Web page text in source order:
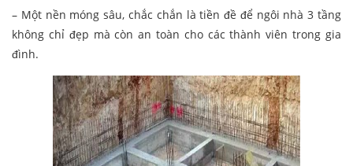
– Một nền móng sâu, chắc chắn là tiền đề để ngôi nhà 3 tầng
không chỉ đẹp mà còn an toàn cho các thành viên trong gia
đình.